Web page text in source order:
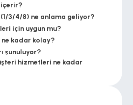
içerir?
3/4/8) ne anlama geliyor?
için uygun mu?
ne kadar kolay?
sunuluyor?
hizmetleri ne kadar